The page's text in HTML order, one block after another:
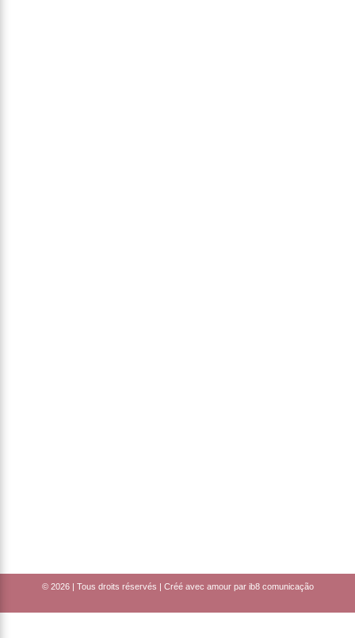
© 2026 | Tous droits réservés | Créé avec amour par ib8 comunicação